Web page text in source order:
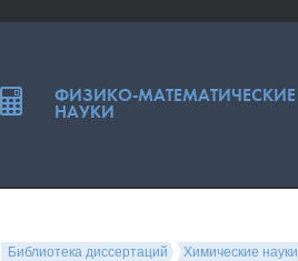
Библиотека диссертаций Химические науки
ФИЗИКО-МАТЕМАТИЧЕСКИЕ
НАУКИ